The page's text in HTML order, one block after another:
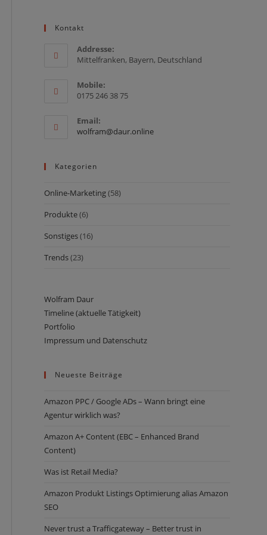
Kontakt
Addresse:
Mittelfranken, Bayern, Deutschland
Mobile:
0175 246 38 75
Email:
wolfram@daur.onlineOpens
Kategorien
Online-Marketing(58)
Produkte(6)
Sonstiges(16)
Trends(23)
Wolfram Daur
Timeline (aktuelle Tätigkeit)
Portfolio
Impressum und Datenschutz
Neueste Beiträge
Amazon PPC / Google ADs – Wann bringt eine
Agentur wirklich was?
Amazon ­­­A+ Content (EBC – Enhanced Brand
Content)
Was ist Retail Media?
Amazon Produkt Listings Optimierung alias Amazon
SEO
Never trust a Trafficgateway – Better trust in